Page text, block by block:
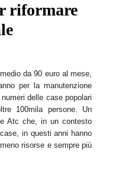
riformare
da 90 euro al mese,
per la manutenzione
delle case popolari
100mila persone. Un
Atc che, in un contesto
in questi anni hanno
risorse e sempre più